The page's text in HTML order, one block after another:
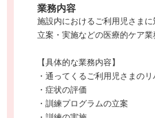
業務内容
施設内におけるご利用児さま
立案・実施などの医療的ケア業
【具体的な業務内容】
・通ってくるご利用児さまの
・症状の評価
・訓練プログラムの立案